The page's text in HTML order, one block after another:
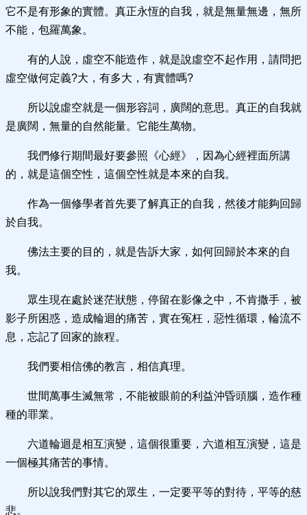
它不是有形象的實體。真正永恆的自我，就是無量無邊，無所
不能，包羅萬象。
有的人說，虛空不能造作，就是說虛空不起作用，請問把
虛空做何定義?大，有多大，有實體嗎?
所以說虛空就是一個形容詞，廣闊的意思。真正的自我就
是廣闊，無量的自然能量。它能生萬物。
我們修行期間最好要參照《心經》，因為心經裡面所講
的，就是這個空性，這個空性就是本來的自我。
作為一個修學者首先要了解真正的自我，然後才能夠回歸
於自我。
佛法主要的目的，就是告訴大家，如何回歸於本來的自
我。
眾生現在處於迷茫狀態，停留在影像之中，不肯撒手，被
影子所困惑，造成輪迴的痛苦，實在冤枉，惡性循環，輪流不
息，忘記了回家的旅程。
我們要相信佛的教言，相信真理。
世間萬事生滅無常，不能被眼前的利益沖昏頭腦，造作種
種的罪業。
六道輪迴是相互演變，這個很重要，六道相互演變，這是
一個極其痛苦的事情。
所以說我們對其它的眾生，一定要平等的對待，平等的慈
悲。